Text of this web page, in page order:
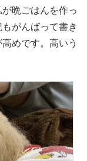
晩ごはんを作っ
がんばって書き
めです。高いう